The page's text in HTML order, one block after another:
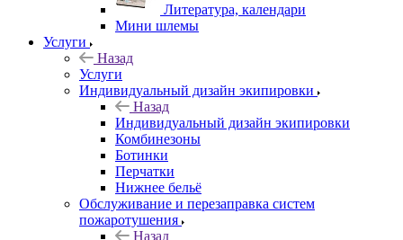
Литература, календари
Мини шлемы
Услуги
Назад
Услуги
Индивидуальный дизайн экипировки
Назад
Индивидуальный дизайн экипировки
Комбинезоны
Ботинки
Перчатки
Нижнее бельё
Обслуживание и перезаправка систем
пожаротушения
Назад